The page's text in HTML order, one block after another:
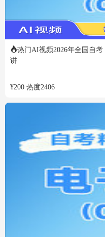
热门AI视频2026年全国自
讲
¥200 热度2406